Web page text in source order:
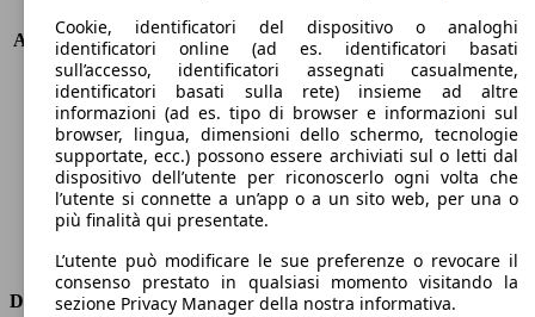
Accelerazione (0-100 km/h)
8.4s
Velocità massima (km/h)
212 km/h
Numero di marce
8
Coppia
450 nm
Cilindrata
3283 ccm
Carburante
Elettrica/Diesel
Cilindri
6
Trasmissione
Automatico
Tipo di trazione
trazione posteriore
Dimensioni
Cookie, identificatori del dispositivo o analoghi
identificatori online (ad es. identificatori basati
sull’accesso, identificatori assegnati casualmente,
identificatori basati sulla rete) insieme ad altre
informazioni (ad es. tipo di browser e informazioni sul
browser, lingua, dimensioni dello schermo, tecnologie
supportate, ecc.) possono essere archiviati sul o letti dal
dispositivo dell’utente per riconoscerlo ogni volta che
l’utente si connette a un’app o a un sito web, per una o
più finalità qui presentate.
L’utente può modificare le sue preferenze o revocare il
consenso prestato in qualsiasi momento visitando la
sezione Privacy Manager della nostra informativa.